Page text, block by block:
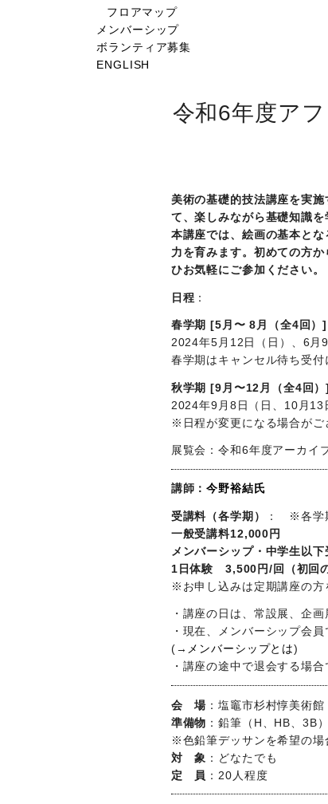
フロアマップ
メンバーシップ
ボランティア募集
ENGLISH
令和6年度ア
美術の基礎的技法講座を実
て、楽しみながら基礎知識を
本講座では、絵画の基本と
力を育みます。初めての方
ひお気軽にご参加ください。
日程 ：
春学期 [5月〜 8月（全4回
2024年5月12日（日）、6月
春学期はキャンセル待ち受付
秋学期 [9月〜12月（全4回
2024年9月8日（日、10月13
※日程が変更になる場合がご
展覧会：令和6年度アーカ
講師：今野裕結氏
受講料（各学期）
： ※各学
一般受講料12,000円
メンバーシップ・中学生以
1日体験 3,500円/回（初回
※お申し込みは定期講座の方
・講座の日は、常設展、企
・現在、メンバーシップ会
(→ メンバーシップとは)
・講座の途中で退会する場
会 場 ：塩竈市杉村惇美術
準備物 ：鉛筆（H、HB、3B
※色鉛筆デッサンを希望の場
対 象 ：どなたでも
定 員 ：20人程度